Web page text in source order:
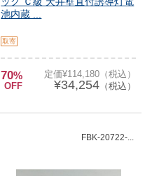
池内蔵 ...
取寄
70%
OFF
定価¥114,180（税込）
¥34,254（税込）
FBK-20722-...